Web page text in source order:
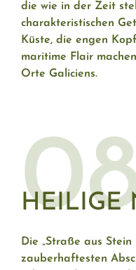
die wie in der Zeit
charakteristischen
Küste, die engen
maritime Flair
Orte Galiciens.
HEILIGE
Die „Straße aus
zauberhaftesten